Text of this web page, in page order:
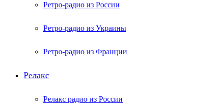
Ретро-радио из России
Ретро-радио из Украины
Ретро-радио из Франции
Релакс
Релакс радио из России